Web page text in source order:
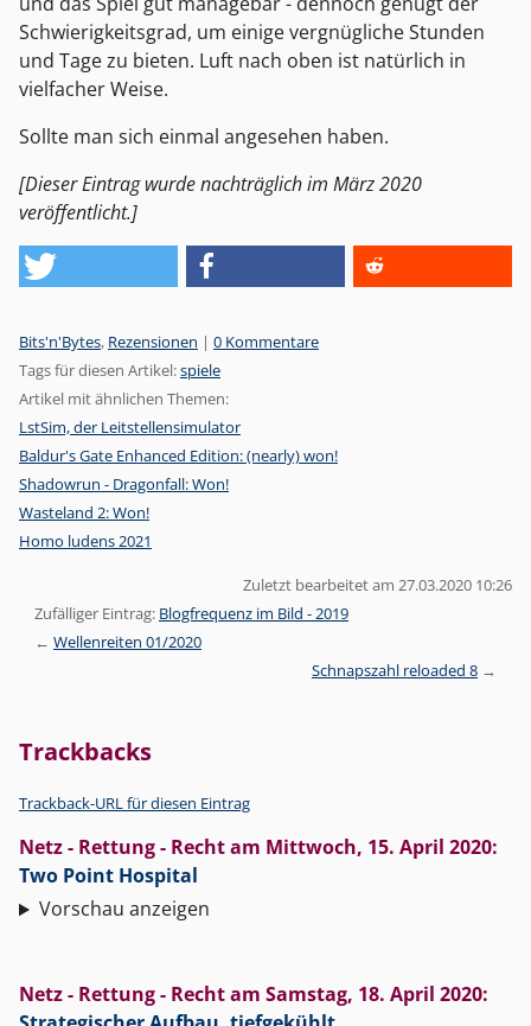
Schwierigkeitsgrad, um einige vergnügliche Stunden
und Tage zu bieten. Luft nach oben ist natürlich in
vielfacher Weise.
Sollte man sich einmal angesehen haben.
[Dieser Eintrag wurde nachträglich im März 2020
veröffentlicht.]
Kategorien:
Bits'n'Bytes, Rezensionen | 0 Kommentare
Tags für diesen Artikel:spiele
Artikel mit ähnlichen Themen:
LstSim, der Leitstellensimulator
Baldur's Gate Enhanced Edition: (nearly) won!
Shadowrun - Dragonfall: Won!
Wasteland 2: Won!
Homo ludens 2021
Zuletzt bearbeitet am 27.03.2020 10:26
Zufälliger Eintrag: Blogfrequenz im Bild - 2019
Wellenreiten 01/2020
Schnapszahl reloaded 8
Trackbacks
Trackback-URL für diesen Eintrag
Netz - Rettung - Rechtam Mittwoch, 15. April 2020:
Two Point Hospital
Vorschau anzeigen
Netz - Rettung - Rechtam Samstag, 18. April 2020: